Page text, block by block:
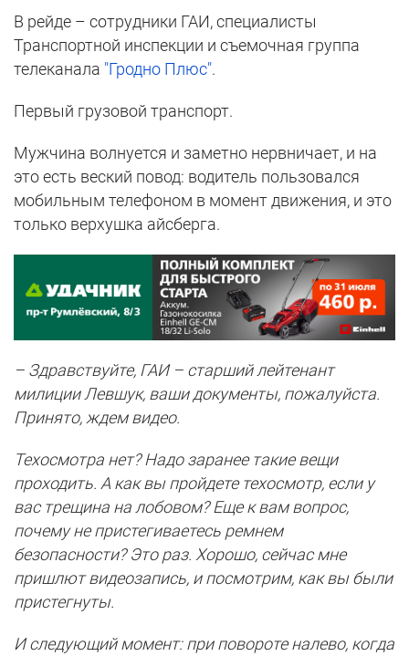
В рейде – сотрудники ГАИ, специалисты
Транспортной инспекции и съемочная группа
телеканала "Гродно Плюс".
Первый грузовой транспорт.
Мужчина волнуется и заметно нервничает, и на
это есть веский повод: водитель пользовался
мобильным телефоном в момент движения, и это
только верхушка айсберга.
– Здравствуйте, ГАИ – старший лейтенант
милиции Левшук, ваши документы, пожалуйста.
Принято, ждем видео.
Техосмотра нет? Надо заранее такие вещи
проходить. А как вы пройдете техосмотр, если у
вас трещина на лобовом? Еще к вам вопрос,
почему не пристегиваетесь ремнем
безопасности? Это раз. Хорошо, сейчас мне
пришлют видеозапись, и посмотрим, как вы были
пристегнуты.
И следующий момент: при повороте налево, когда